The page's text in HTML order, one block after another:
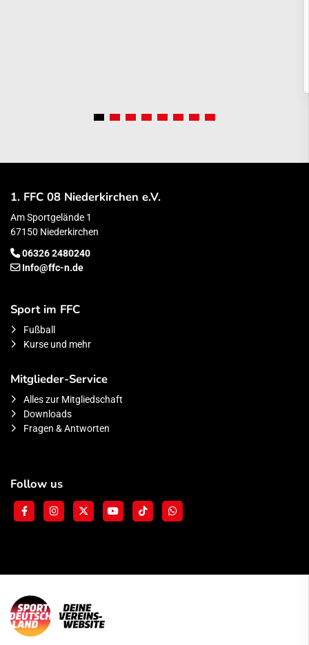
1. FFC 08 Niederkirchen e.V.
Am Sportgelände 1
67150 Niederkirchen
06326 2480240
Info@ffc-n.de
Sport im FFC
Fußball
Kurse und mehr
Mitglieder-Service
Alles zur Mitgliedschaft
Downloads
Fragen & Antworten
Follow us